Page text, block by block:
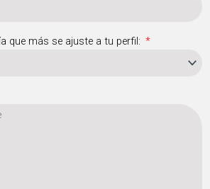
que más se ajuste a tu perfil: